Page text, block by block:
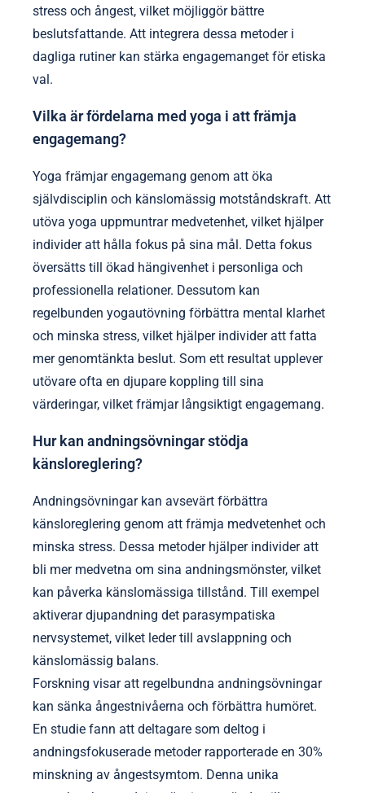
stress och ångest, vilket möjliggör bättre
beslutsfattande. Att integrera dessa metoder i
dagliga rutiner kan stärka engagemanget för etiska
val.
Vilka är fördelarna med yoga i att främja
engagemang?
Yoga främjar engagemang genom att öka
självdisciplin och känslomässig motståndskraft. Att
utöva yoga uppmuntrar medvetenhet, vilket hjälper
individer att hålla fokus på sina mål. Detta fokus
översätts till ökad hängivenhet i personliga och
professionella relationer. Dessutom kan
regelbunden yogautövning förbättra mental klarhet
och minska stress, vilket hjälper individer att fatta
mer genomtänkta beslut. Som ett resultat upplever
utövare ofta en djupare koppling till sina
värderingar, vilket främjar långsiktigt engagemang.
Hur kan andningsövningar stödja
känsloreglering?
Andningsövningar kan avsevärt förbättra
känsloreglering genom att främja medvetenhet och
minska stress. Dessa metoder hjälper individer att
bli mer medvetna om sina andningsmönster, vilket
kan påverka känslomässiga tillstånd. Till exempel
aktiverar djupandning det parasympatiska
nervsystemet, vilket leder till avslappning och
känslomässig balans.
Forskning visar att regelbundna andningsövningar
kan sänka ångestnivåerna och förbättra humöret.
En studie fann att deltagare som deltog i
andningsfokuserade metoder rapporterade en 30%
minskning av ångestsymtom. Denna unika